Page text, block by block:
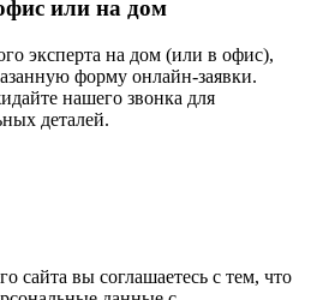
или на дом
эксперта на дом (или в офис),
форму онлайн-заявки.
нашего звонка для
деталей.
сайта вы соглашаетесь с тем, что